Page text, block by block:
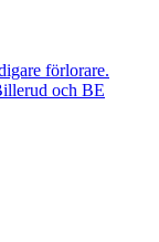
förlorare.
och BE